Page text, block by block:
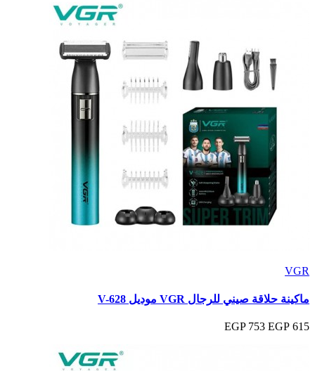
VGR
ماكينة حلاقة صيني للرجال VGR موديل V-628
615 EGP
753 EGP